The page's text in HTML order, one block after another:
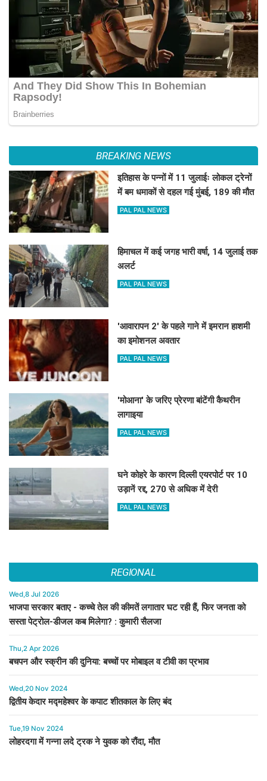
BREAKING NEWS
इतिहास के पन्नों में 11 जुलाईः लोकल ट्रेनों
में बम धमाकों से दहल गई मुंबई, 189 की मौत
PAL PAL NEWS
हिमाचल में कई जगह भारी वर्षा, 14 जुलाई तक
अलर्ट
PAL PAL NEWS
'आवारापन 2' के पहले गाने में इमरान हाशमी
का इमोशनल अवतार
PAL PAL NEWS
'मोआना' के जरिए प्रेरणा बांटेंगी कैथरीन
लागाइया
PAL PAL NEWS
घने कोहरे के कारण दिल्ली एयरपोर्ट पर 10
उड़ानें रद्द, 270 से अधिक में देरी
PAL PAL NEWS
REGIONAL
Wed,8 Jul 2026
भाजपा सरकार बताए - कच्चे तेल की कीमतें लगातार घट रही हैं, फिर जनता को
सस्ता पेट्रोल-डीजल कब मिलेगा? : कुमारी सैलजा
Thu,2 Apr 2026
बचपन और स्क्रीन की दुनिया: बच्चों पर मोबाइल व टीवी का प्रभाव
Wed,20 Nov 2024
द्वितीय केदार मद्महेश्वर के कपाट शीतकाल के लिए बंद
Tue,19 Nov 2024
लोहरदगा में गन्ना लदे ट्रक ने युवक को रौंदा, मौत